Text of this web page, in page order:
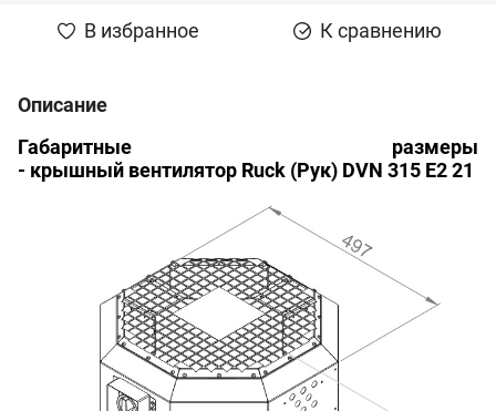
В избранное К сравнению
Описание
Габаритные размеры
- крышный вентилятор Ruck (Рук) DVN 315 E2 21